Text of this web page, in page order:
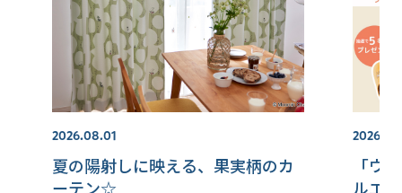
2026.08.01
夏の陽射しに映える、果実柄のカ
ーテン☆
「ウ
ルエ